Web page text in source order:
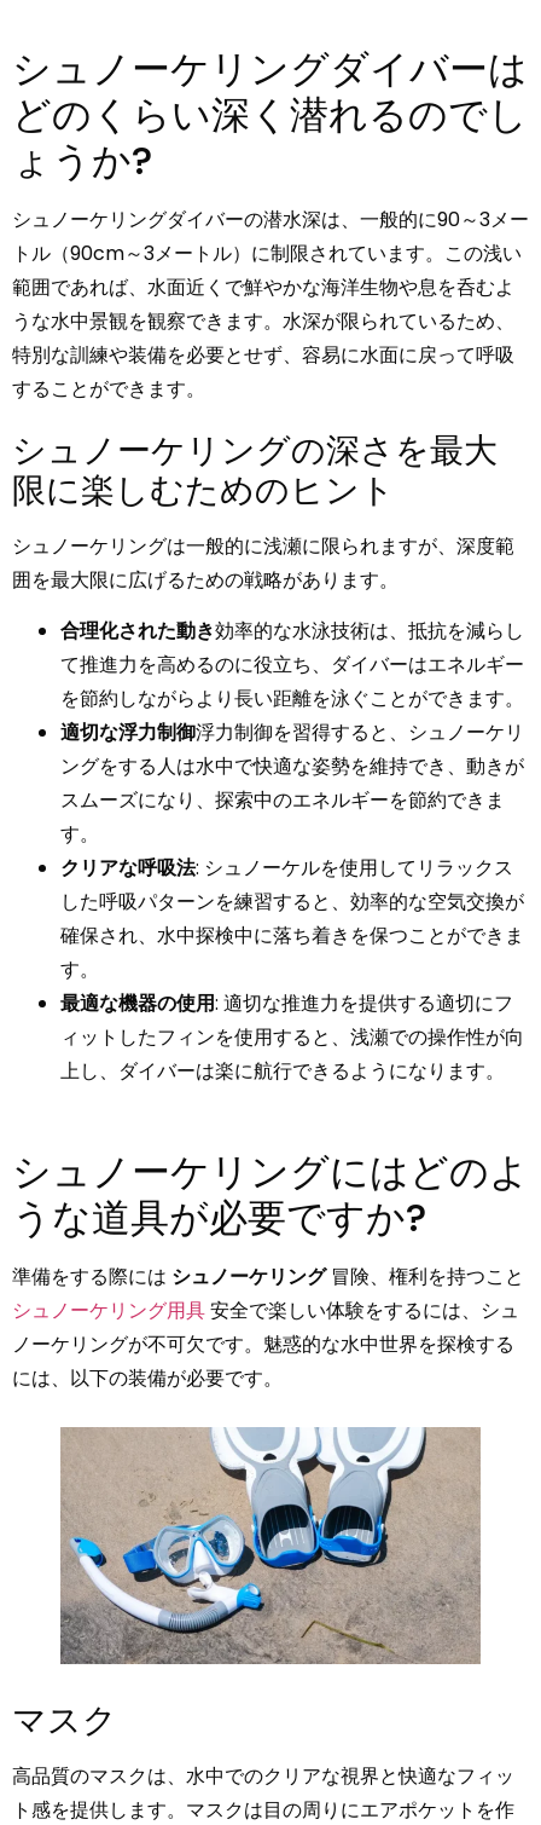
シュノーケリングダイバーは
どのくらい深く潜れるのでし
ょうか?
シュノーケリングダイバーの潜水深は、一般的に90～3メー
トル（90cm～3メートル）に制限されています。この浅い
範囲であれば、水面近くで鮮やかな海洋生物や息を呑むよ
うな水中景観を観察できます。水深が限られているため、
特別な訓練や装備を必要とせず、容易に水面に戻って呼吸
することができます。
シュノーケリングの深さを最大
限に楽しむためのヒント
シュノーケリングは一般的に浅瀬に限られますが、深度範
囲を最大限に広げるための戦略があります。
合理化された動き効率的な水泳技術は、抵抗を減らし
て推進力を高めるのに役立ち、ダイバーはエネルギー
を節約しながらより長い距離を泳ぐことができます。
適切な浮力制御浮力制御を習得すると、シュノーケリ
ングをする人は水中で快適な姿勢を維持でき、動きが
スムーズになり、探索中のエネルギーを節約できま
す。
クリアな呼吸法: シュノーケルを使用してリラックス
した呼吸パターンを練習すると、効率的な空気交換が
確保され、水中探検中に落ち着きを保つことができま
す。
最適な機器の使用: 適切な推進力を提供する適切にフ
ィットしたフィンを使用すると、浅瀬での操作性が向
上し、ダイバーは楽に航行できるようになります。
シュノーケリングにはどのよ
うな道具が必要ですか?
準備をする際には シュノーケリング冒険、権利を持つこと
シュノーケリング用具安全で楽しい体験をするには、シュ
ノーケリングが不可欠です。魅惑的な水中世界を探検する
には、以下の装備が必要です。
マスク
高品質のマスクは、水中でのクリアな視界と快適なフィッ
ト感を提供します。マスクは目の周りにエアポケットを作